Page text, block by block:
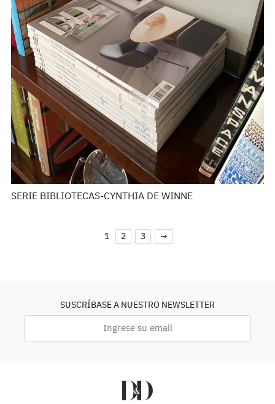
SERIE BIBLIOTECAS-CYNTHIA DE WINNE
1 2 3 →
SUSCRÍBASE A NUESTRO NEWSLETTER